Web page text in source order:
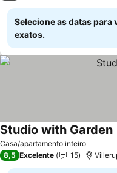
Selecione as datas para
exatos.
Casa/apartamento inteiro
Studio with Garden
8,5 Excelente 15